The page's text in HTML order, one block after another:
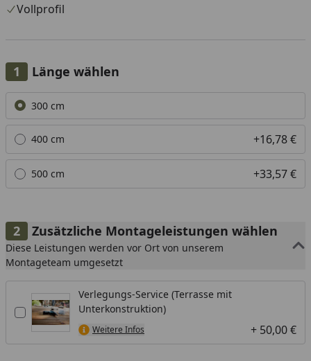
Vollprofil
Länge wählen
Alle anzeigen (3)
300 cm
400 cm +16,78 €
500 cm +33,57 €
Zusätzliche Montageleistungen wählen
Diese Leistungen werden vor Ort von unserem
Montageteam umgesetzt
Verlegungs-Service (Terrasse mit
Unterkonstruktion)
Weitere Infos + 50,00 €